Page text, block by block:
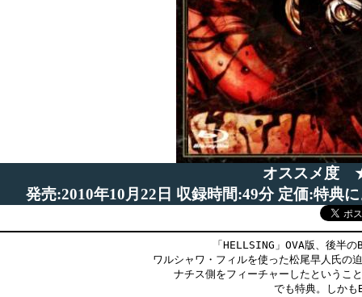
オススメ
発売:2010年10月22日 収録時間:49分 定価:特典
「HELLSING」OVA版、後半
ワルシャワ・フィルを使った松尾早人氏の
ナチス側をフィーチャーしたというこ
でも特典。しかも